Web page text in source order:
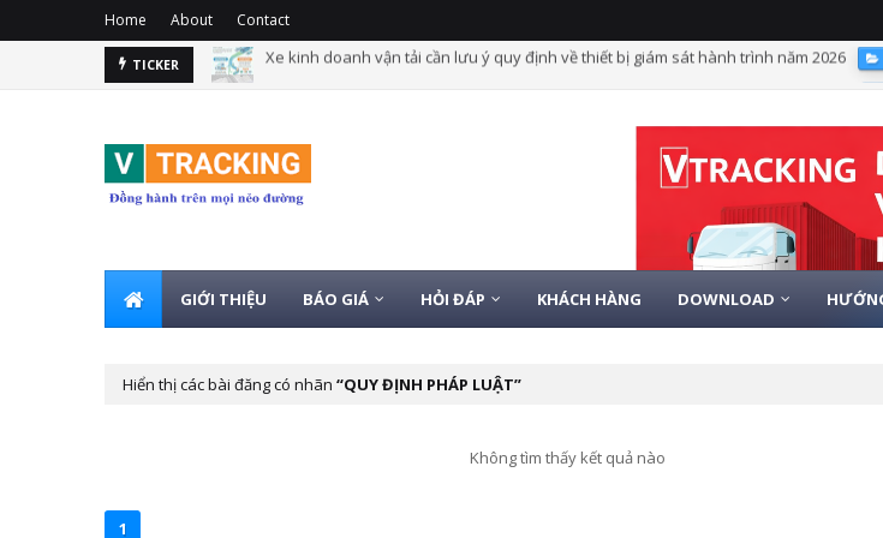
Home About Contact
TICKER Quy định xe kinh doanh vận tải lắp giám sát hành trình có hình ảnh từ 01/01/2025
GIỚI THIỆU BÁO GIÁ HỎI ĐÁP KHÁCH HÀNG DOWNLOAD
Hiển thị các bài đăng có nhãn QUY ĐỊNH PHÁP LUẬT
Không tìm thấy kết quả nào
1